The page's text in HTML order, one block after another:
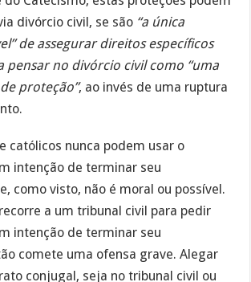
divórcio civil, se são “a única
de assegurar direitos específicos
pensar no divórcio civil como “uma
proteção”, ao invés de uma ruptura
católicos nunca podem usar o
intenção de terminar seu
como visto, não é moral ou possível.
a um tribunal civil para pedir
intenção de terminar seu
comete uma ofensa grave. Alegar
conjugal, seja no tribunal civil ou